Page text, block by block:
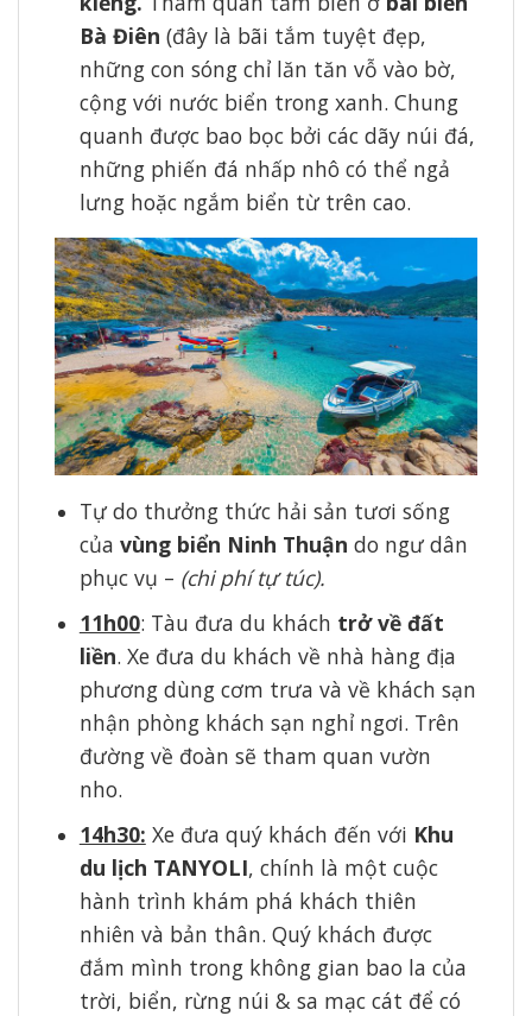
Bà Điên (đây là bãi tắm tuyệt đẹp,
những con sóng chỉ lăn tăn vỗ vào bờ,
cộng với nước biển trong xanh. Chung
quanh được bao bọc bởi các dãy núi đá,
những phiến đá nhấp nhô có thể ngả
lưng hoặc ngắm biển từ trên cao.
Tự do thưởng thức hải sản tươi sống
của vùng biển Ninh Thuận do ngư dân
phục vụ – (chi phí tự túc).
11h00: Tàu đưa du khách trở về đất
liền. Xe đưa du khách về nhà hàng địa
phương dùng cơm trưa và về khách sạn
nhận phòng khách sạn nghỉ ngơi. Trên
đường về đoàn sẽ tham quan vườn
nho.
14h30: Xe đưa quý khách đến với Khu
du lịch TANYOLI, chính là một cuộc
hành trình khám phá khách thiên
nhiên và bản thân. Quý khách được
đắm mình trong không gian bao la của
trời, biển, rừng núi & sa mạc cát để có